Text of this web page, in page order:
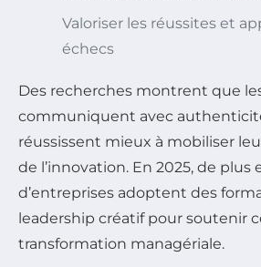
Valoriser les réussites et
échecs
Des recherches montrent que
communiquent avec
réussissent mieux à mobiliser
de l’innovation. En 2025, de plus
d’entreprises adoptent des
leadership créatif pour soutenir
transformation managériale.